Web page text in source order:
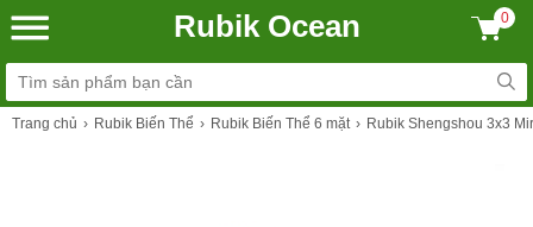
Rubik Ocean 0
Trang chủ Rubik Biến Thể Rubik Biến Thể 6 mặt Rubik Shengshou 3x3